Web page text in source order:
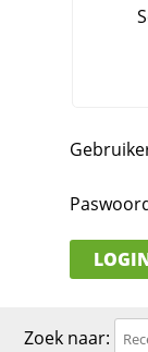
Zoek naar: